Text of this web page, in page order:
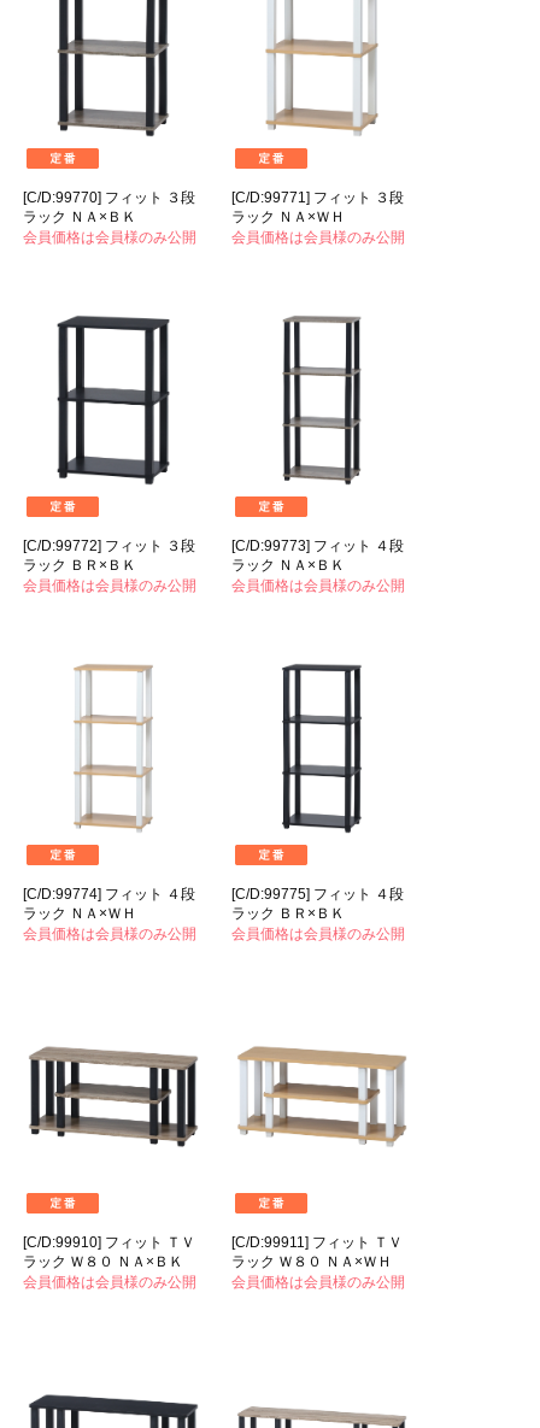
[C/D:99770] フィット ３段
ラック ＮＡ×ＢＫ
会員価格は会員様のみ公開
[C/D:99771] フィット ３段
ラック ＮＡ×ＷＨ
会員価格は会員様のみ公開
[C/D:99772] フィット ３段
ラック ＢＲ×ＢＫ
会員価格は会員様のみ公開
[C/D:99773] フィット ４段
ラック ＮＡ×ＢＫ
会員価格は会員様のみ公開
[C/D:99774] フィット ４段
ラック ＮＡ×ＷＨ
会員価格は会員様のみ公開
[C/D:99775] フィット ４段
ラック ＢＲ×ＢＫ
会員価格は会員様のみ公開
[C/D:99910] フィット ＴＶ
ラック Ｗ８０ ＮＡ×ＢＫ
会員価格は会員様のみ公開
[C/D:99911] フィット ＴＶ
ラック Ｗ８０ ＮＡ×ＷＨ
会員価格は会員様のみ公開